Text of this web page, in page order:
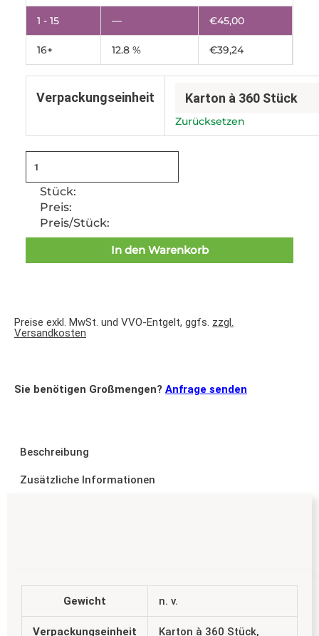
1 - 15 — €45,00
16+ 12.8 % €39,24
Verpackungseinheit
Zurücksetzen
Stück:
Preis:
Preis/Stück:
In den Warenkorb
Preise exkl. MwSt. und VVO-Entgelt, ggfs. zzgl.
Versandkosten
Sie benötigen Großmengen? Anfrage senden
Beschreibung
Zusätzliche Informationen
Gewicht n. v.
Verpackungseinheit Karton à 360 Stück,